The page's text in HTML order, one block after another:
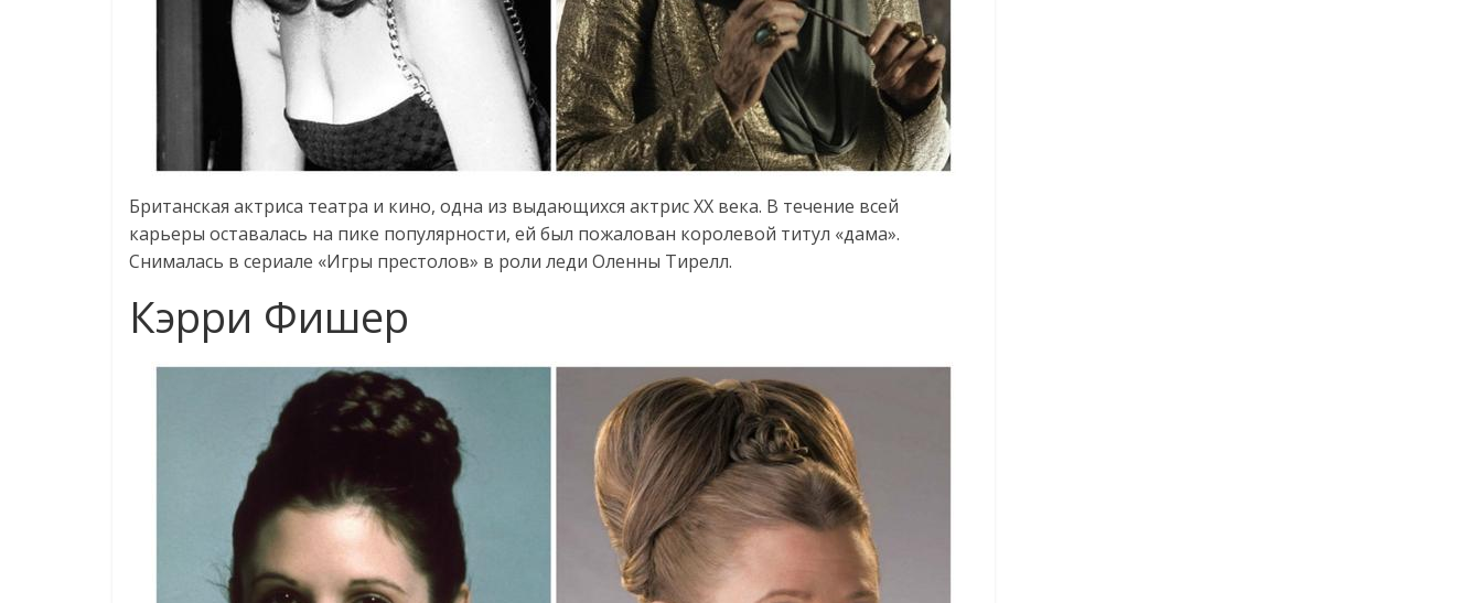
Британская актриса театра и кино, одна из выдающихся актрис XX века. В течение всей
карьеры оставалась на пике популярности, ей был пожалован королевой титул «дама».
Снималась в сериале «Игры престолов» в роли леди Оленны Тирелл.
Кэрри Фишер